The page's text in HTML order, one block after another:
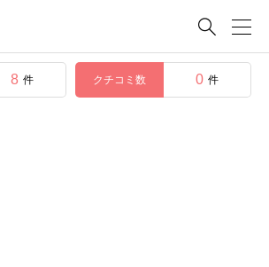

8 件 クチコミ数 0 件